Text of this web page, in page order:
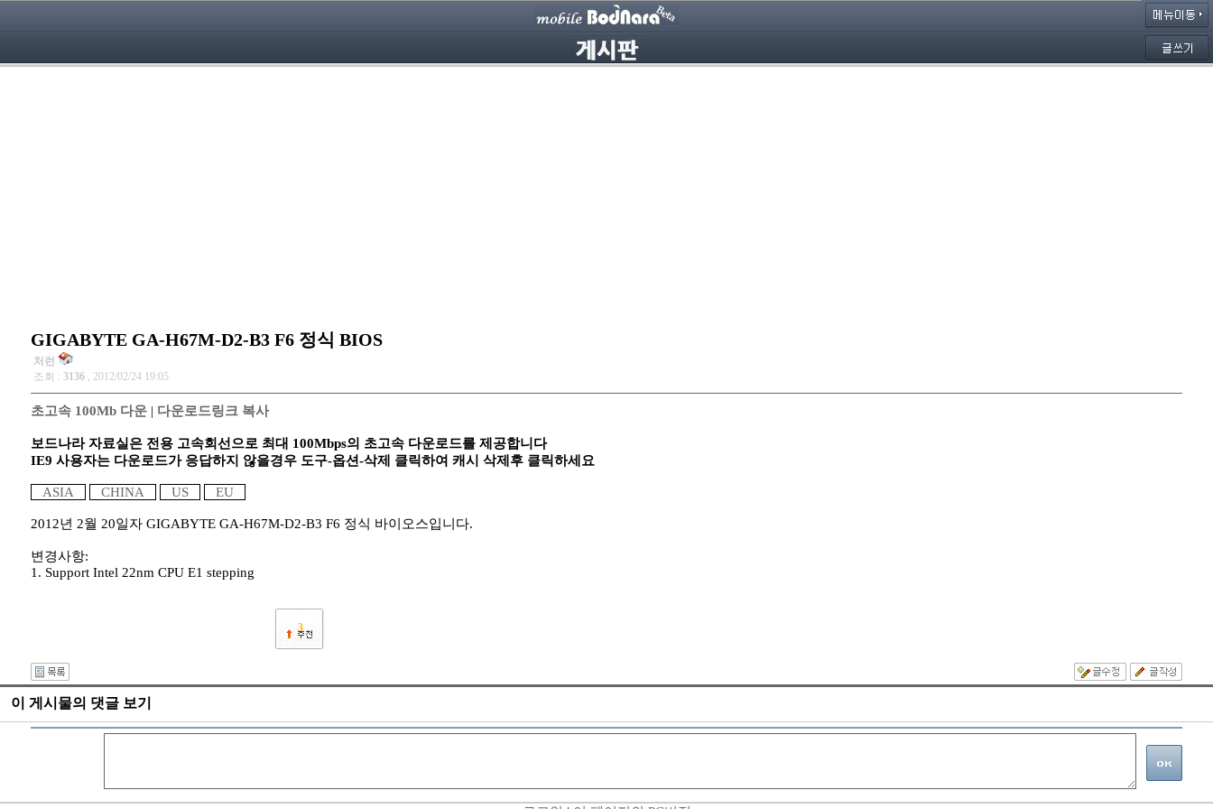
GIGABYTE GA-H67M-D2-B3 F6 정식 BIOS
처런
조회 : 3136 , 2012/02/24 19:05
초고속 100Mb 다운 | 다운로드링크 복사
보드나라 자료실은 전용 고속회선으로 최대 100Mbps의 초고속 다운로드를 제공합니다
IE9 사용자는 다운로드가 응답하지 않을경우 도구-옵션-삭제 클릭하여 캐시 삭제후 클릭하세요
ASIA CHINA US EU
2012년 2월 20일자 GIGABYTE GA-H67M-D2-B3 F6 정식 바이오스입니다.
변경사항:
1. Support Intel 22nm CPU E1 stepping
3
이 게시물의 댓글 보기